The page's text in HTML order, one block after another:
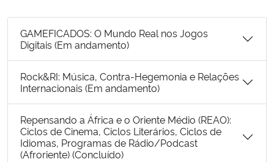
Planalto
GAMEFICADOS: O Mundo Real nos Jogos
Digitais (Em andamento)
Rock&RI: Música, Contra-Hegemonia e Relações
Internacionais (Em andamento)
Repensando a África e o Oriente Médio (REAO):
Ciclos de Cinema, Ciclos Literários, Ciclos de
Idiomas, Programas de Rádio/Podcast
(Afroriente) (Concluído)